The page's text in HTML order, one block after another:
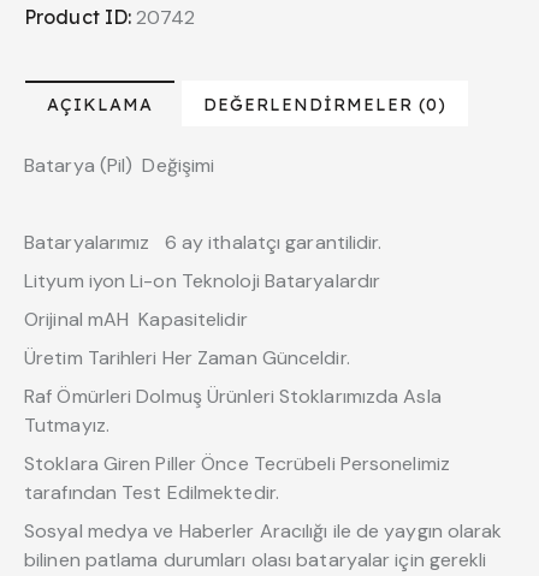
Product ID:20742
AÇIKLAMA DEĞERLENDIRMELER (0)
Batarya (Pil) Değişimi
Bataryalarımız 6 ay ithalatçı garantilidir.
Lityum iyon Li-on Teknoloji Bataryalardır
Orijinal mAH Kapasitelidir
Üretim Tarihleri Her Zaman Günceldir.
Raf Ömürleri Dolmuş Ürünleri Stoklarımızda Asla
Tutmayız.
Stoklara Giren Piller Önce Tecrübeli Personelimiz
tarafından Test Edilmektedir.
Sosyal medya ve Haberler Aracılığı ile de yaygın olarak
bilinen patlama durumları olası bataryalar için gerekli